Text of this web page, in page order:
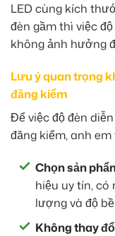
LED cùng kích
đèn gầm thì việc
không ảnh hưởng
Lưu ý quan trọng
đăng kiểm
Để việc độ đèn
đăng kiểm, anh
Chọn sản
hiệu uy tín, có
lượng và độ
Không thay